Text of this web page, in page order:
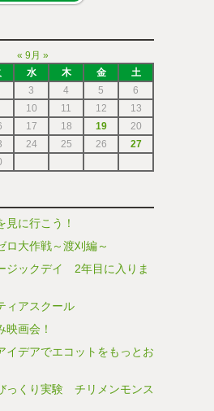
« 9月 »
水 木 金
土
3 4 5
6
10 11 12
13
17 18 19
20
24 25 26
27
見に行こう！
ロ大作戦～渡刈編～
ジックデイ 2年目に入りま
ィアスクール
映画会！
イデアでエコットをもっとお
っくり実験 チリメンモンス